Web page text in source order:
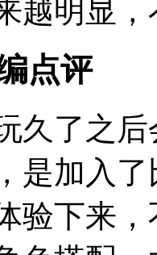
越明显
点评
久了之
是加入
验下来